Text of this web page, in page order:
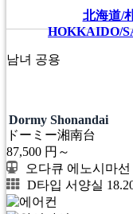
北海道/
HOKKAIDO/
남녀 공용
Dormy Shonandai
ドーミー湘南台
87,500 円～
오다큐 에노시마
D타입 서양실